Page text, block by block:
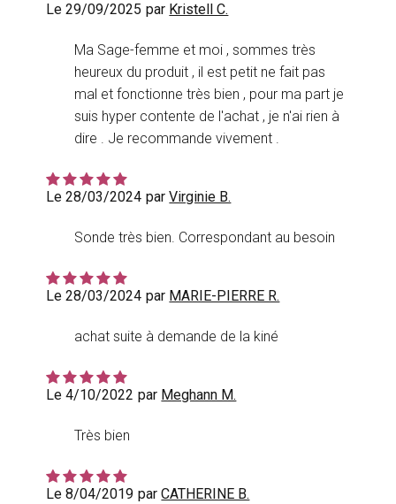
Le 29/09/2025 par Kristell C.
Ma Sage-femme et moi , sommes très
heureux du produit , il est petit ne fait pas
mal et fonctionne très bien , pour ma part je
suis hyper contente de l'achat , je n'ai rien à
dire . Je recommande vivement .
Le 28/03/2024 parVirginie B.
Sonde très bien. Correspondant au besoin
Le 28/03/2024 par MARIE-PIERRE R.
achat suite à demande de la kiné
Le 4/10/2022 par Meghann M.
Très bien
Le 8/04/2019 parCATHERINE B.